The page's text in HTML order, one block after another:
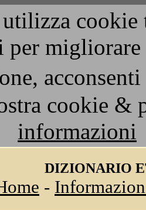
utilizza
per
cookie &
informazioni
DIZIONARIO
-